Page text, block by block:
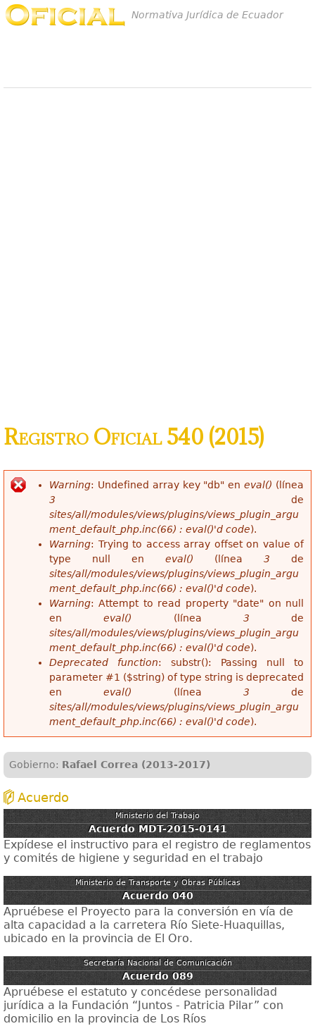
Normativa Jurídica de Ecuador
Registro Oficial 540 (2015)
Mensaje de error
Warning: Undefined array key "db" eneval() (línea
3 de
sites/all/modules/views/plugins/views_plugin_argu
ment_default_php.inc(66) : eval()'d code).
Warning: Trying to access array offset on value of
type null en eval() (línea 3 de
sites/all/modules/views/plugins/views_plugin_argu
ment_default_php.inc(66) : eval()'d code).
Warning: Attempt to read property "date" on null
eneval() (línea 3 de
sites/all/modules/views/plugins/views_plugin_argu
ment_default_php.inc(66) : eval()'d code).
Deprecated function: substr(): Passing null to
parameter #1 ($string) of type string is deprecated
eneval() (línea 3 de
sites/all/modules/views/plugins/views_plugin_argu
ment_default_php.inc(66) : eval()'d code).
Gobierno: Rafael Correa (2013-2017)
Acuerdo
Ministerio del Trabajo
Acuerdo MDT-2015-0141
Expídese el instructivo para el registro de reglamentos
y comités de higiene y seguridad en el trabajo
Ministerio de Transporte y Obras Públicas
Acuerdo 040
Apruébese el Proyecto para la conversión en vía de
alta capacidad a la carretera Río Siete-Huaquillas,
ubicado en la provincia de El Oro.
Secretaría Nacional de Comunicación
Acuerdo 089
Apruébese el estatuto y concédese personalidad
jurídica a la Fundación “Juntos - Patricia Pilar” con
domicilio en la provincia de Los Ríos